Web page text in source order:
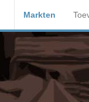
Markten